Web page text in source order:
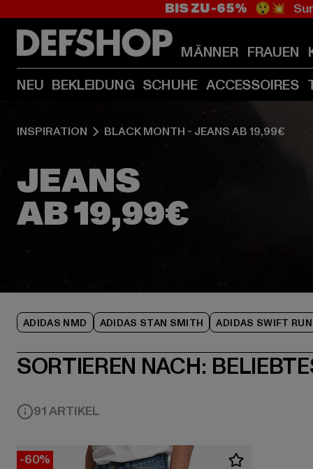
BIS ZU -65% 😲💥
MÄNNER FRAUEN
NEU BEKLEIDUNG SCHUHE ACCESSOIRES
INSPIRATION BLACK MONTH - JEANS AB 19,99€
JEANS
ADIDAS NMD ADIDAS STAN SMITH ADIDAS SWIFT RUN
SORTIEREN NACH:
91 ARTIKEL
-60%